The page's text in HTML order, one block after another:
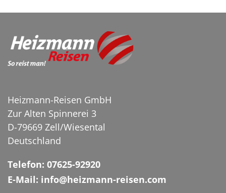
Niederlande (0)
Polen
Portugal (0)
Slowakei (0)
Spanien (0)
Tschechien
Ungarn (0)
Österreich (0)
Heizmann-Reisen GmbH
Zur Alten Spinnerei 3
D-79669 Zell/Wiesental
Deutschland
Telefon: 07625-92920
E-Mail: info@heizmann-reisen.com